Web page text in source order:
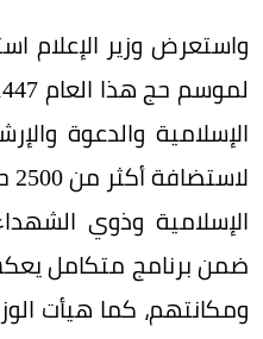
واستعرض وزير الإعلام
الإسلامية والدعوة
ضمن برنامج متكامل